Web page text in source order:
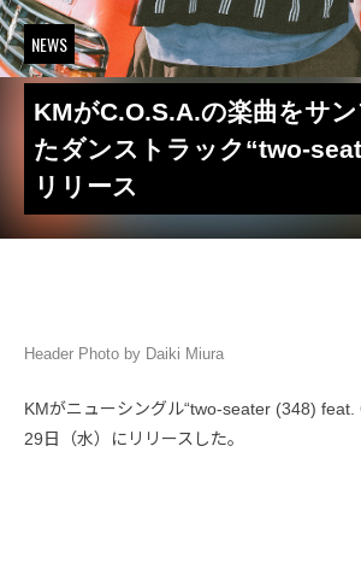
NEWS
KMがC.O.S.A.の楽曲をサ
たダンストラック“two-
リリース
Header Photo by Daiki Miura
KMがニューシングル“two-seater (348) feat.
29日（水）にリリースした。